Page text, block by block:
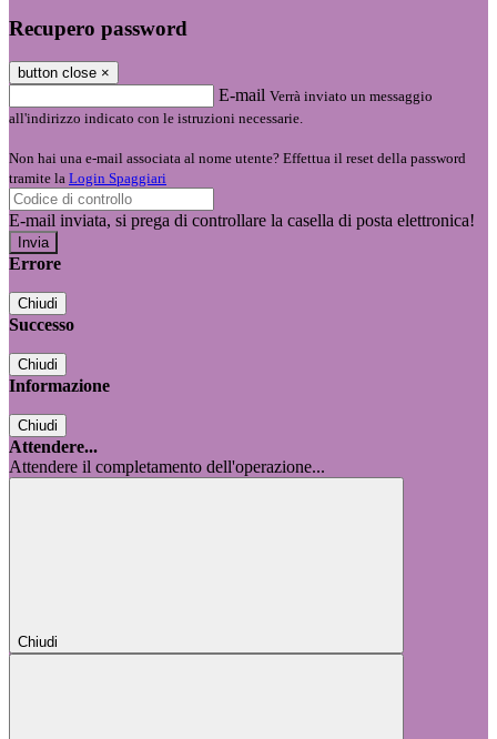
Recupero password
button close ×
E-mail Verrà inviato un messaggio
all'indirizzo indicato con le istruzioni necessarie.
Non hai una e-mail associata al nome utente? Effettua il reset della password
tramite la Login Spaggiari
E-mail inviata, si prega di controllare la casella di posta elettronica!
Errore
Chiudi
Successo
Chiudi
Informazione
Chiudi
Attendere...
Attendere il completamento dell'operazione...
Chiudi